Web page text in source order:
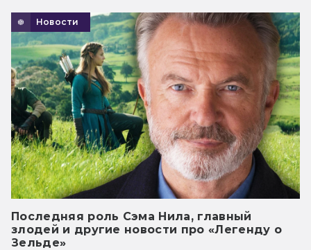
Новости
Последняя роль Сэма Нила, главный
злодей и другие новости про «Легенду о
Зельде»